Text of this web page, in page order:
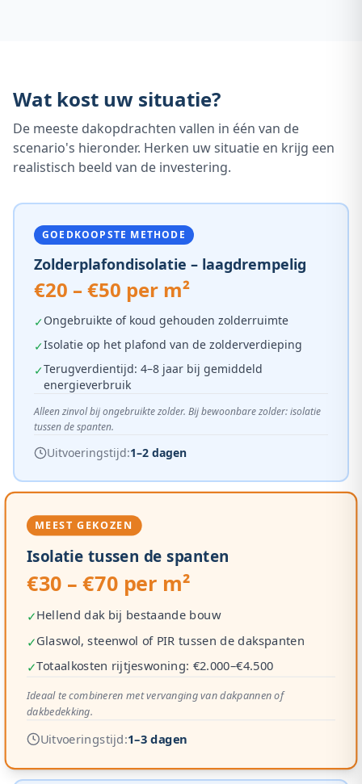
Wat kost uw situatie?
De meeste dakopdrachten vallen in één van de
scenario's hieronder. Herken uw situatie en krijg een
realistisch beeld van de investering.
GOEDKOOPSTE METHODE
Zolderplafondisolatie – laagdrempelig
€20 – €50 per m²
✓Ongebruikte of koud gehouden zolderruimte
✓Isolatie op het plafond van de zolderverdieping
✓Terugverdientijd: 4–8 jaar bij gemiddeld
energieverbruik
Alleen zinvol bij ongebruikte zolder. Bij bewoonbare zolder: isolatie
tussen de spanten.
Uitvoeringstijd:1–2 dagen
MEEST GEKOZEN
Isolatie tussen de spanten
€30 – €70 per m²
✓Hellend dak bij bestaande bouw
✓Glaswol, steenwol of PIR tussen de dakspanten
✓Totaalkosten rijtjeswoning: €2.000–€4.500
Ideaal te combineren met vervanging van dakpannen of
dakbedekking.
Uitvoeringstijd:1–3 dagen